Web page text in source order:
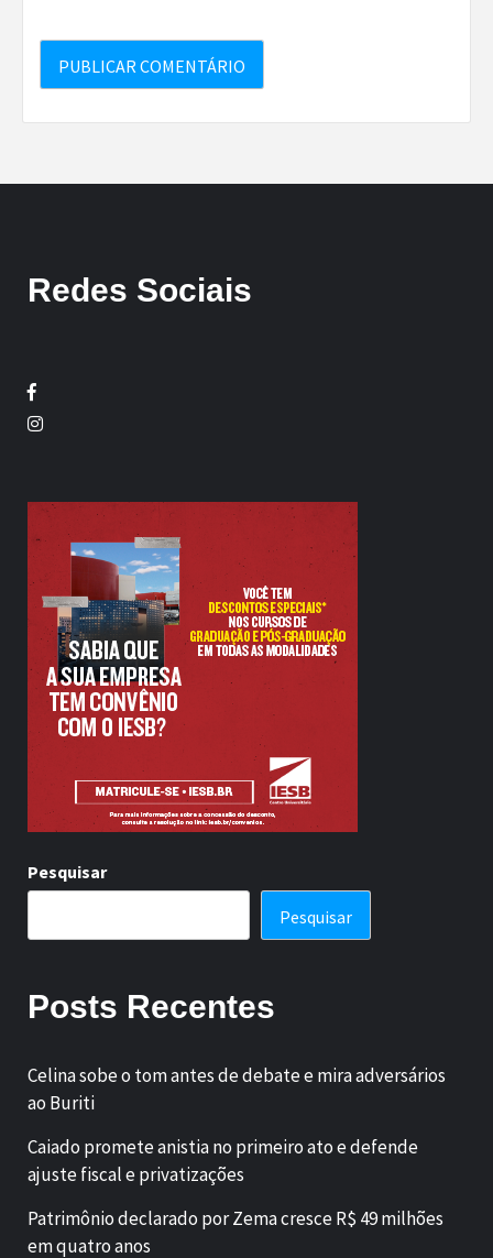
Redes Sociais
Facebook
Twitter
Pesquisar
Pesquisar
Posts Recentes
Celina sobe o tom antes de debate e mira adversários
ao Buriti
Caiado promete anistia no primeiro ato e defende
ajuste fiscal e privatizações
Patrimônio declarado por Zema cresce R$ 49 milhões
em quatro anos